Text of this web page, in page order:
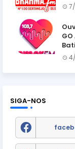
SIGA-NOS